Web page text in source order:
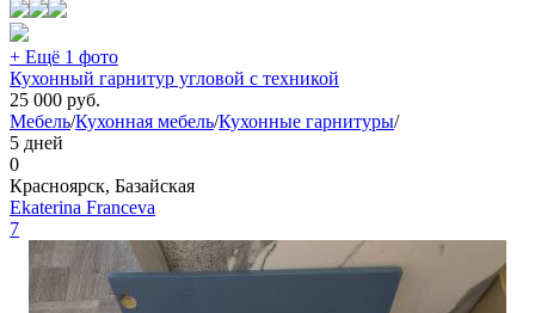
+ Ещё 1 фото
Кухонный гарнитур угловой с техникой
25 000 руб.
Мебель/Кухонная мебель/Кухонные гарнитуры/
5 дней
0
Красноярск, Базайская
Ekaterina Franceva
7